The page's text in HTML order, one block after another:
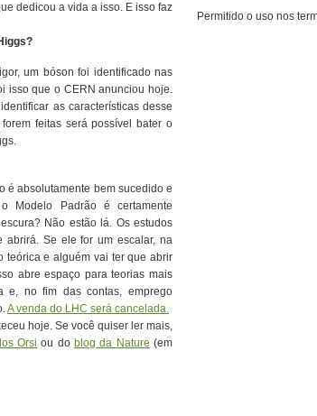
dedicou a vida a isso. E isso faz
um bóson foi identificado nas
isso que o CERN anunciou hoje.
as características desse
feitas será possível bater o
é absolutamente bem sucedido e
Modelo Padrão é certamente
Não estão lá. Os estudos
Se ele for um escalar, na
teórica e alguém vai ter que abrir
abre espaço para teorias mais
e, no fim das contas, emprego
A venda do LHC será cancelada.
hoje. Se você quiser ler mais,
Orsi ou do blog da Nature (em
Permitido o uso nos